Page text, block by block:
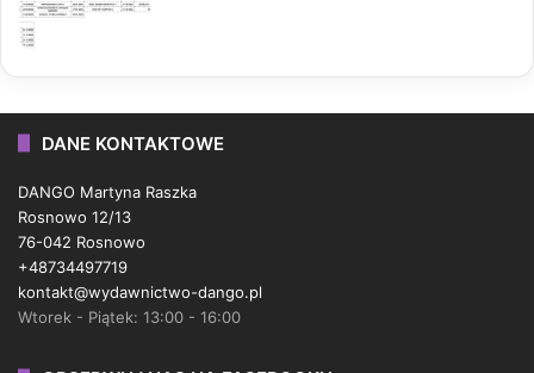
DANE KONTAKTOWE
DANGO Martyna Raszka
Rosnowo 12/13
76-042 Rosnowo
+48734497719
kontakt@wydawnictwo-dango.pl
Wtorek - Piątek: 13:00 - 16:00